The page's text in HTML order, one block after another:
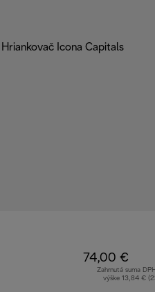
74,00 €
Zahrnutá suma
výške 13,84 €